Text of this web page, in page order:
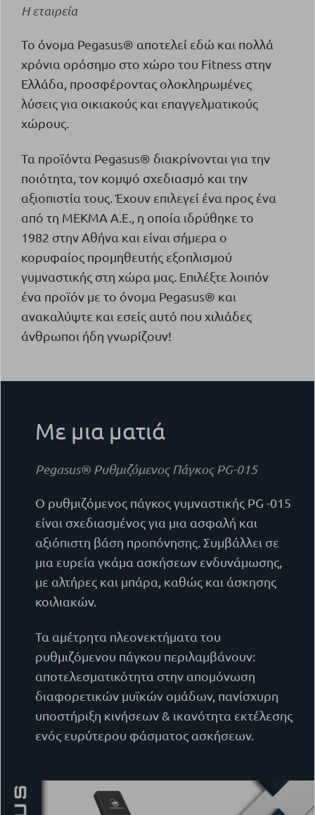
Η εταιρεία
Το όνομα Pegasus® αποτελεί εδώ και πολλά
χρόνια ορόσημο στο χώρο του Fitness στην
Ελλάδα, προσφέροντας ολοκληρωμένες
λύσεις για οικιακούς και επαγγελματικούς
χώρους.
Τα προϊόντα Pegasus® διακρίνονται για την
ποιότητα, τον κομψό σχεδιασμό και την
αξιοπιστία τους. Έχουν επιλεγεί ένα προς ένα
από τη ΜΕΚΜΑ Α.Ε., η οποία ιδρύθηκε το
1982 στην Αθήνα και είναι σήμερα o
κορυφαίος προμηθευτής εξοπλισμού
γυμναστικής στη χώρα μας. Επιλέξτε λοιπόν
ένα προϊόν με το όνομα Pegasus® και
ανακαλύψτε και εσείς αυτό που χιλιάδες
άνθρωποι ήδη γνωρίζουν!
Με μια ματιά
Pegasus® Ρυθμιζόμενος Πάγκος PG-015
Ο ρυθμιζόμενος πάγκος γυμναστικής PG -015
είναι σχεδιασμένος για μια ασφαλή και
αξιόπιστη βάση προπόνησης. Συμβάλλει σε
μια ευρεία γκάμα ασκήσεων ενδυνάμωσης,
με αλτήρες και μπάρα, καθώς και άσκησης
κοιλιακών.
Τα αμέτρητα πλεονεκτήματα του
ρυθμιζόμενου πάγκου περιλαμβάνουν:
αποτελεσματικότητα στην απομόνωση
διαφορετικών μυϊκών ομάδων, πανίσχυρη
υποστήριξη κινήσεων & ικανότητα εκτέλεσης
ενός ευρύτερου φάσματος ασκήσεων.